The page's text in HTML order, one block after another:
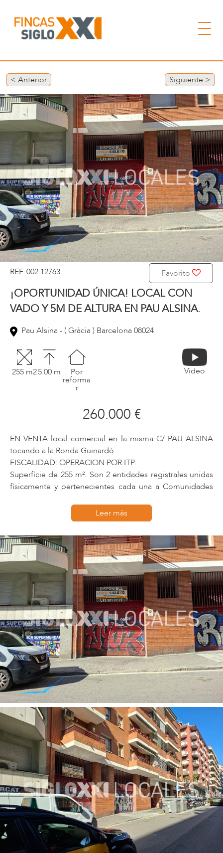
< Anterior Siguiente >
REF. 002.12763 Favorito
¡OPORTUNIDAD ÚNICA! LOCAL CON
VADO Y 5M DE ALTURA EN PAU ALSINA.
Pau Alsina - ( Gràcia ) Barcelona 08024
255 m25.00 m Por
reforma
r
Video
260.000 €
EN VENTA local comercial en la misma C/ PAU ALSINA
tocando a la Ronda Guinardó.
FISCALIDAD: OPERACION POR ITP.
Superfície de 255 m². Son 2 entidades registrales unidas
físicamente y pertenecientes cada una a Comunidades
por años como almacén particular .
Precisa actualización. El local comercial tiene VADO (
actualmente dado de bajo) y una puerta de garaje muy
alta de casi 5m. Es ideal para uso particular, logística-
trasteros, ggaraje particular pequeña flota o empresa
que precise oficinas y espacio de almacenaje.
Si puede estar interesado en este inmueble o quiere
conocer nuestra amplia cartera de producto, contacte
con el Dpto. de Locales de Fincas Siglo XXI, somos una
empresa líder en el sector con una larga trayectoria.
Nuestros consultores encontrarán el inmueble que más
se ajuste a sus necesidades.
Referencia: 002.12763
Leer más